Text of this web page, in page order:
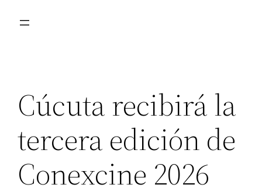
Cúcuta recibirá la
tercera edición de
Conexcine 2026